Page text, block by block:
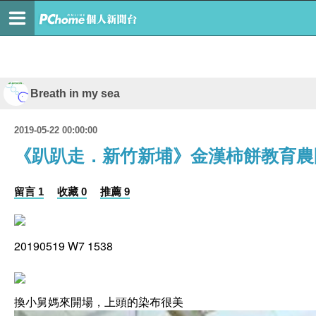
Breath in my sea
2019-05-22 00:00:00
《趴趴走．新竹新埔》金漢柿餅教育
留言 1 收藏 0 推薦 9
20190519 W7 1538
換小舅媽來開場，上頭的染布很美